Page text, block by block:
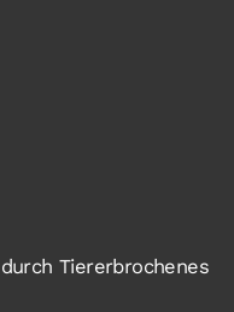
Tiererbrochenes